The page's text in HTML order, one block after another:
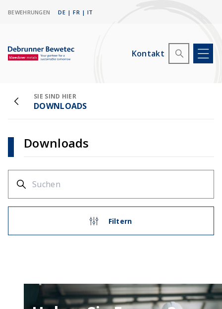
BEWEHRUNGEN IT
|
FR
|
DE
Kontakt
SIE SIND HIER
DOWNLOADS
Downloads
Filtern